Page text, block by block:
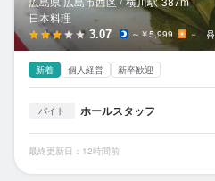
日本料理
3.07 ～￥5,999 －
新着 個人経営 新卒歓迎
バイト ホールスタッフ
最終更新日：12時間前